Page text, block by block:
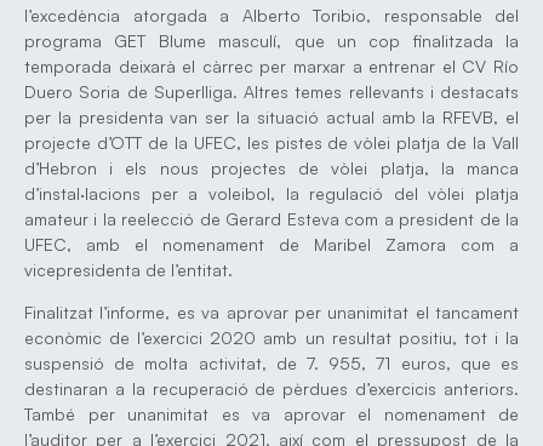
l’excedència atorgada a Alberto Toribio, responsable del
programa GET Blume masculí, que un cop finalitzada la
temporada deixarà el càrrec per marxar a entrenar el CV Río
Duero Soria de Superlliga. Altres temes rellevants i destacats
per la presidenta van ser la situació actual amb la RFEVB, el
projecte d’OTT de la UFEC, les pistes de vòlei platja de la Vall
d’Hebron i els nous projectes de vòlei platja, la manca
d’instal·lacions per a voleibol, la regulació del vòlei platja
amateur i la reelecció de Gerard Esteva com a president de la
UFEC, amb el nomenament de Maribel Zamora com a
vicepresidenta de l’entitat.
Finalitzat l’informe, es va aprovar per unanimitat el tancament
econòmic de l’exercici 2020 amb un resultat positiu, tot i la
suspensió de molta activitat, de 7. 955, 71 euros, que es
destinaran a la recuperació de pèrdues d’exercicis anteriors.
També per unanimitat es va aprovar el nomenament de
l’auditor per a l’exercici 2021, així com el pressupost de la